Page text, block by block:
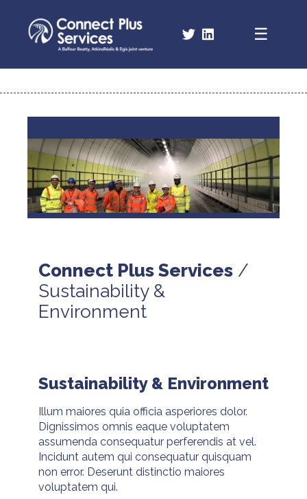
Connect Plus Services
Sustainability &
Environment
Sustainability & Environment
Illum maiores quia officia asperiores dolor.
Dignissimos omnis eaque voluptatem
assumenda consequatur perferendis at vel.
Incidunt autem qui consequatur quisquam
non error. Deserunt distinctio maiores
voluptatem qui.